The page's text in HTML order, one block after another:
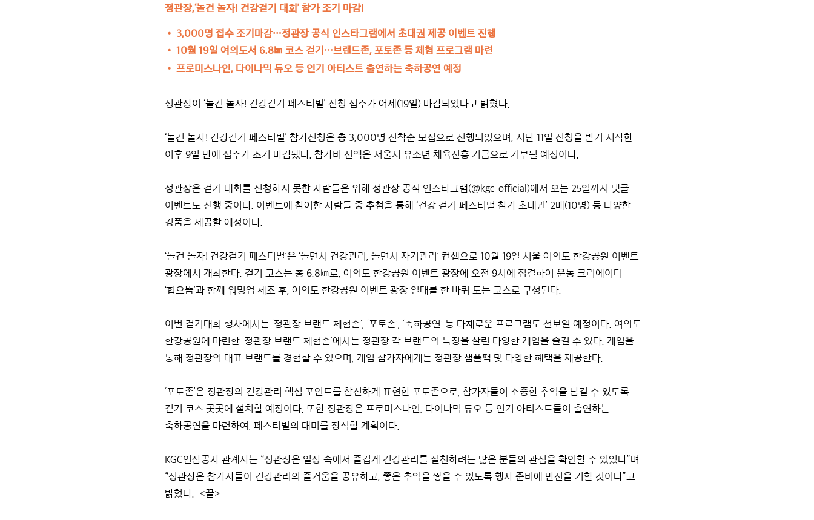
정관장,‘놀건 놀자! 건강걷기 대회’ 참가 조기 마감!
• 3,000명 접수 조기마감…정관장 공식 인스타그램에서 초대권 제공 이벤트 진행
• 10월 19일 여의도서 6.8㎞ 코스 걷기…브랜드존, 포토존 등 체험 프로그램 마련
• 프로미스나인, 다이나믹 듀오 등 인기 아티스트 출연하는 축하공연 예정
정관장이 ‘놀건 놀자! 건강걷기 페스티벌’ 신청 접수가 어제(19일) 마감되었다고 밝혔다.
‘놀건 놀자! 건강걷기 페스티벌’ 참가신청은 총 3,000명 선착순 모집으로 진행되었으며, 지난 11일 신청을 받기 시작한
이후 9일 만에 접수가 조기 마감됐다. 참가비 전액은 서울시 유소년 체육진흥 기금으로 기부될 예정이다.
정관장은 걷기 대회를 신청하지 못한 사람들은 위해 정관장 공식 인스타그램(@kgc_official)에서 오는 25일까지 댓글
이벤트도 진행 중이다. 이벤트에 참여한 사람들 중 추첨을 통해 ‘건강 걷기 페스티벌 참가 초대권’ 2매(10명) 등 다양한
경품을 제공할 예정이다.
‘놀건 놀자! 건강걷기 페스티벌’은 ‘놀면서 건강관리, 놀면서 자기관리’ 컨셉으로 10월 19일 서울 여의도 한강공원 이벤트
광장에서 개최한다. 걷기 코스는 총 6.8㎞로, 여의도 한강공원 이벤트 광장에 오전 9시에 집결하여 운동 크리에이터
‘힙으뜸’과 함께 워밍업 체조 후, 여의도 한강공원 이벤트 광장 일대를 한 바퀴 도는 코스로 구성된다.
이번 걷기대회 행사에서는 ‘정관장 브랜드 체험존’, ‘포토존’, ‘축하공연’ 등 다채로운 프로그램도 선보일 예정이다. 여의도
한강공원에 마련한 ‘정관장 브랜드 체험존’에서는 정관장 각 브랜드의 특징을 살린 다양한 게임을 즐길 수 있다. 게임을
통해 정관장의 대표 브랜드를 경험할 수 있으며, 게임 참가자에게는 정관장 샘플팩 및 다양한 혜택을 제공한다.
‘포토존’은 정관장의 건강관리 핵심 포인트를 참신하게 표현한 포토존으로, 참가자들이 소중한 추억을 남길 수 있도록
걷기 코스 곳곳에 설치할 예정이다. 또한 정관장은 프로미스나인, 다이나믹 듀오 등 인기 아티스트들이 출연하는
축하공연을 마련하여, 페스티벌의 대미를 장식할 계획이다.
KGC인삼공사 관계자는 “정관장은 일상 속에서 즐겁게 건강관리를 실천하려는 많은 분들의 관심을 확인할 수 있었다”며
“정관장은 참가자들이 건강관리의 즐거움을 공유하고, 좋은 추억을 쌓을 수 있도록 행사 준비에 만전을 기할 것이다”고
밝혔다. <끝>